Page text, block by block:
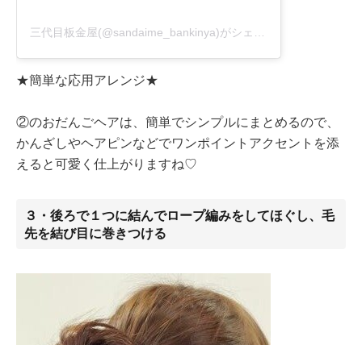
★簡単な応用アレンジ★
②のおだんごヘアは、簡単でシンプルにまとめるので、
かんざしやヘアピンなどでワンポイントアクセントを添
えると可愛く仕上がりますね♡
３・後ろで１つに結んでロープ編みをしてほぐし、毛
先を結び目に巻きつける